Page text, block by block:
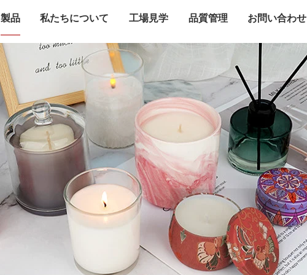
製品 私たちについて 工場見学 品質管理 お問い合わせ